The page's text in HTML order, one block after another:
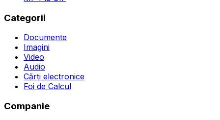
Categorii
Documente
Imagini
Video
Audio
Cărți electronice
Foi de Calcul
Companie